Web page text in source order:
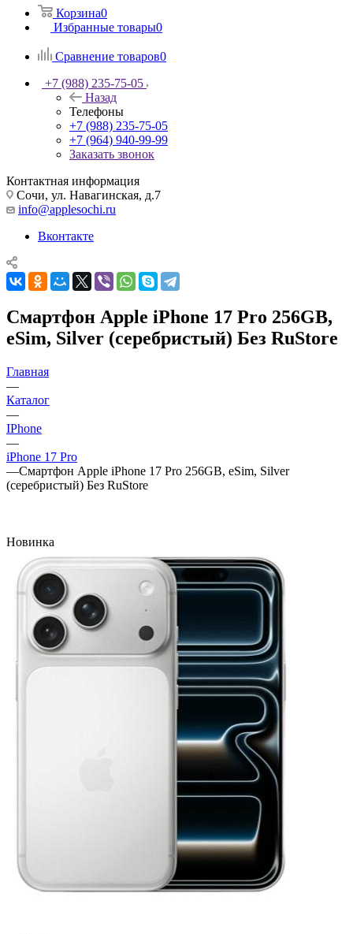
Корзина0
Избранные товары0
Сравнение товаров0
+7 (988) 235-75-05
Назад
Телефоны
+7 (988) 235-75-05
+7 (964) 940-99-99
Заказать звонок
Контактная информация
Сочи, ул. Навагинская, д.7
info@applesochi.ru
Вконтакте
Смартфон Apple iPhone 17 Pro 256GB,
eSim, Silver (серебристый) Без RuStore
Главная
—
Каталог
—
IPhone
—
iPhone 17 Pro
—Смартфон Apple iPhone 17 Pro 256GB, eSim, Silver
(серебристый) Без RuStore
Новинка